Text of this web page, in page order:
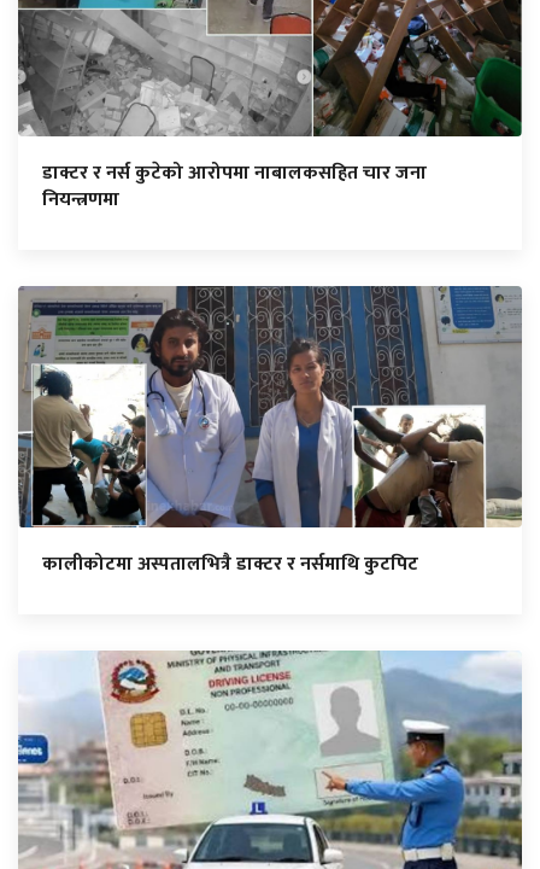
डाक्टर र नर्स कुटेको आरोपमा नाबालकसहित चार जना
नियन्त्रणमा
कालीकोटमा अस्पतालभित्रै डाक्टर र नर्समाथि कुटपिट